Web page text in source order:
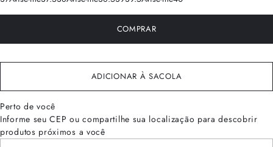
COMPRAR
ADICIONAR À SACOLA
Perto de você
Informe seu CEP ou compartilhe sua localização para descobrir
produtos próximos a você